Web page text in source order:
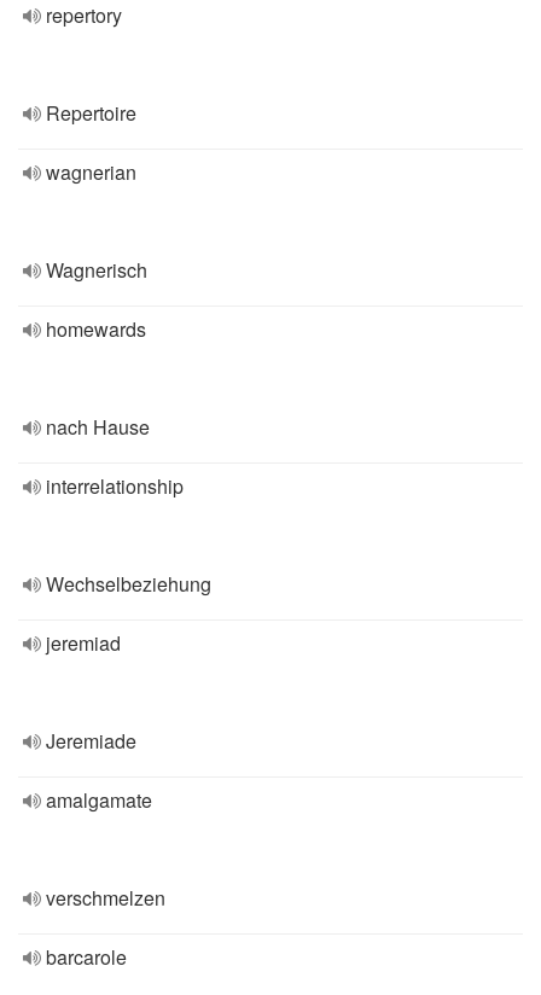
repertory
Repertoire
wagnerian
Wagnerisch
homewards
nach Hause
interrelationship
Wechselbeziehung
jeremiad
Jeremiade
amalgamate
verschmelzen
barcarole